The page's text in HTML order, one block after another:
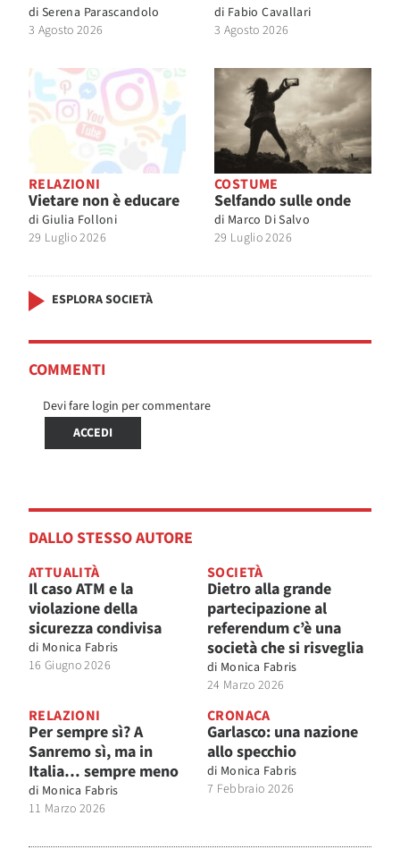
di Serena Parascandolo
3 Agosto 2026
di Fabio Cavallari
3 Agosto 2026
RELAZIONI
Vietare non è educare
di Giulia Folloni
29 Luglio 2026
COSTUME
Selfando sulle onde
di Marco Di Salvo
29 Luglio 2026
ESPLORA SOCIETÀ
COMMENTI
Devi fare login per commentare
ACCEDI
DALLO STESSO AUTORE
ATTUALITÀ
Il caso ATM e la
violazione della
sicurezza condivisa
di Monica Fabris
16 Giugno 2026
SOCIETÀ
Dietro alla grande
partecipazione al
referendum c’è una
società che si risveglia
di Monica Fabris
24 Marzo 2026
RELAZIONI
Per sempre sì? A
Sanremo sì, ma in
Italia… sempre meno
di Monica Fabris
11 Marzo 2026
CRONACA
Garlasco: una nazione
allo specchio
di Monica Fabris
7 Febbraio 2026